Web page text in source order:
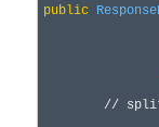
public
//